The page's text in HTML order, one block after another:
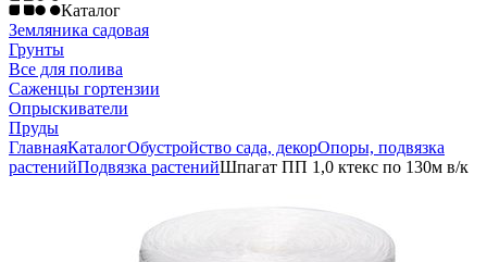
Каталог
Земляника садовая
Грунты
Все для полива
Саженцы гортензии
Опрыскиватели
Пруды
ГлавнаяКаталогОбустройство сада, декорОпоры, подвязка
растенийПодвязка растенийШпагат ПП 1,0 ктекс по 130м в/к